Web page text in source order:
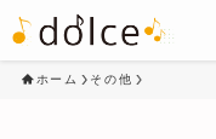
ホーム その他